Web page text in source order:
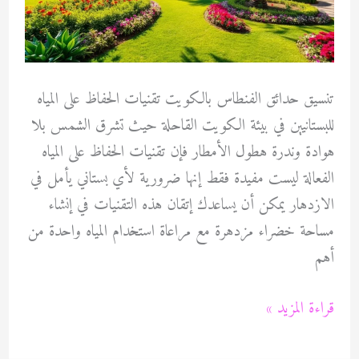
تنسيق حدائق الفنطاس بالكويت تقنيات الحفاظ على المياه
للبستانيين في بيئة الكويت القاحلة حيث تشرق الشمس بلا
هوادة وندرة هطول الأمطار فإن تقنيات الحفاظ على المياه
الفعالة ليست مفيدة فقط إنها ضرورية لأي بستاني يأمل في
الازدهار يمكن أن يساعدك إتقان هذه التقنيات في إنشاء
مساحة خضراء مزدهرة مع مراعاة استخدام المياه واحدة من
أهم
تنسيق
قراءة المزيد »